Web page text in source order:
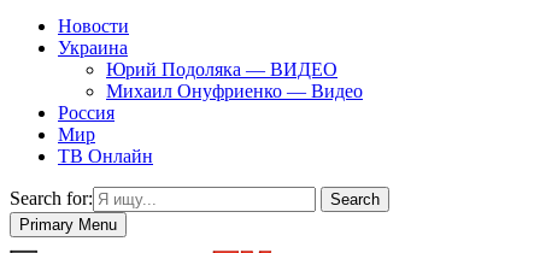
Новости
Украина
Юрий Подоляка — ВИДЕО
Михаил Онуфриенко — Видео
Россия
Мир
ТВ Онлайн
Search for:
Search
Primary Menu